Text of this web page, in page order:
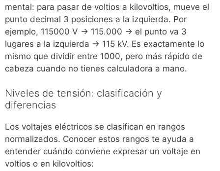
mental: para pasar de voltios a kilovoltios, mueve el
punto decimal 3 posiciones a la izquierda. Por
ejemplo, 115000 V → 115.000 → el punto va 3
lugares a la izquierda → 115 kV. Es exactamente lo
mismo que dividir entre 1000, pero más rápido de
cabeza cuando no tienes calculadora a mano.
Niveles de tensión: clasificación y
diferencias
Los voltajes eléctricos se clasifican en rangos
normalizados. Conocer estos rangos te ayuda a
entender cuándo conviene expresar un voltaje en
voltios o en kilovoltios: